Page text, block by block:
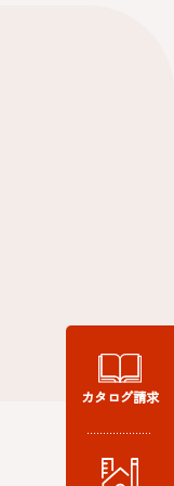
カタログ請求